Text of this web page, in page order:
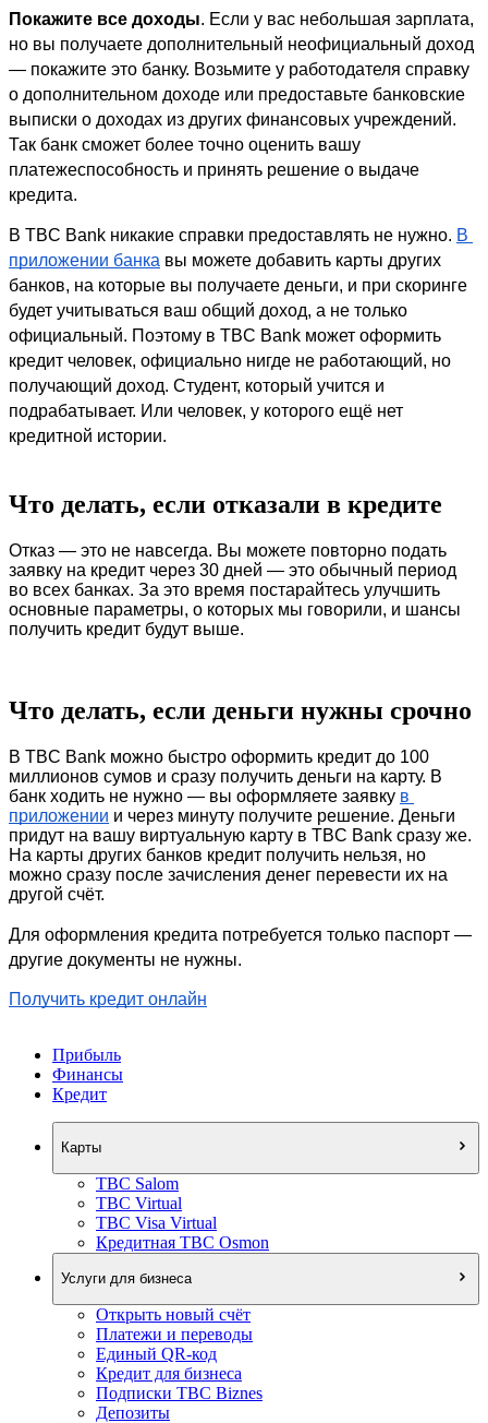
Покажите все доходы. Если у вас небольшая зарплата,
но вы получаете дополнительный неофициальный доход
— покажите это банку. Возьмите у работодателя справку
о дополнительном доходе или предоставьте банковские
выписки о доходах из других финансовых учреждений.
Так банк сможет более точно оценить вашу
платежеспособность и принять решение о выдаче
кредита.
В TBC Bank никакие справки предоставлять не нужно. В
приложении банка вы можете добавить карты других
банков, на которые вы получаете деньги, и при скоринге
будет учитываться ваш общий доход, а не только
официальный. Поэтому в TBC Bank может оформить
кредит человек, официально нигде не работающий, но
получающий доход. Студент, который учится и
подрабатывает. Или человек, у которого ещё нет
кредитной истории.
Что делать, если отказали в кредите
Отказ — это не навсегда. Вы можете повторно подать
заявку на кредит через 30 дней — это обычный период
во всех банках. За это время постарайтесь улучшить
основные параметры, о которых мы говорили, и шансы
получить кредит будут выше.
Что делать, если деньги нужны срочно
В TBC Bank можно быстро оформить кредит до 100
миллионов сумов и сразу получить деньги на карту. В
банк ходить не нужно — вы оформляете заявку в
приложении и через минуту получите решение. Деньги
придут на вашу виртуальную карту в TBC Bank сразу же.
На карты других банков кредит получить нельзя, но
можно сразу после зачисления денег перевести их на
другой счёт.
Для оформления кредита потребуется только паспорт —
другие документы не нужны.
Получить кредит онлайн
Прибыль
Финансы
Кредит
Карты
TBC Salom
TBC Virtual
TBC Visa Virtual
Кредитная TBC Osmon
Услуги для бизнеса
Открыть новый счёт
Платежи и переводы
Единый QR-код
Кредит для бизнеса
Подписки TBC Biznes
Депозиты